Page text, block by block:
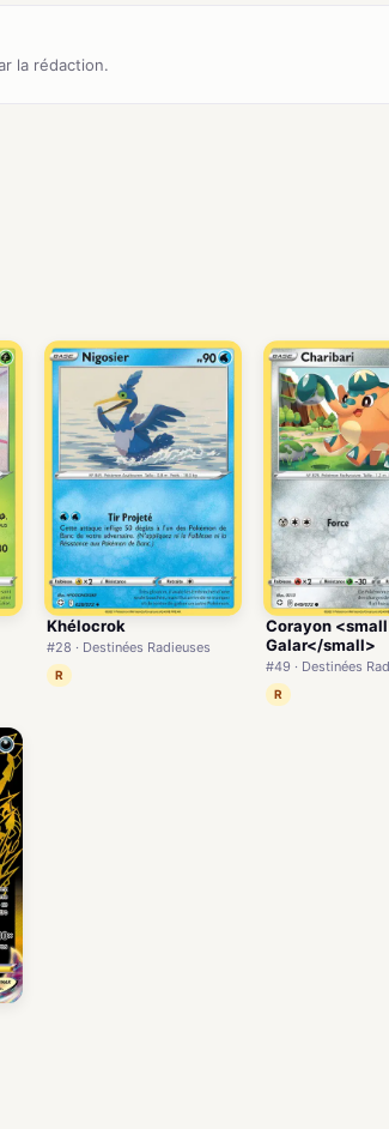
la rédaction.
Khélocrok
#28 · Destinées Radieuses
R
Corayon
Galar</small>
#49 · Destinées
R